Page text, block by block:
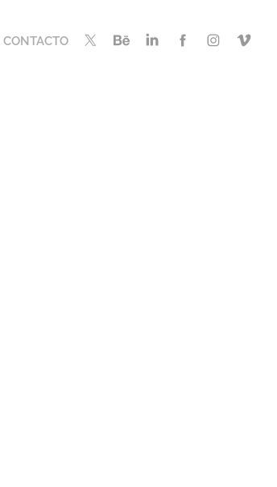
CONTACTO